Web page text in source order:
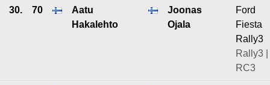
30. 70
Aatu
Hakalehto
Joonas
Ojala
Ford
Fiesta
Rally3
Rally3 |
RC3